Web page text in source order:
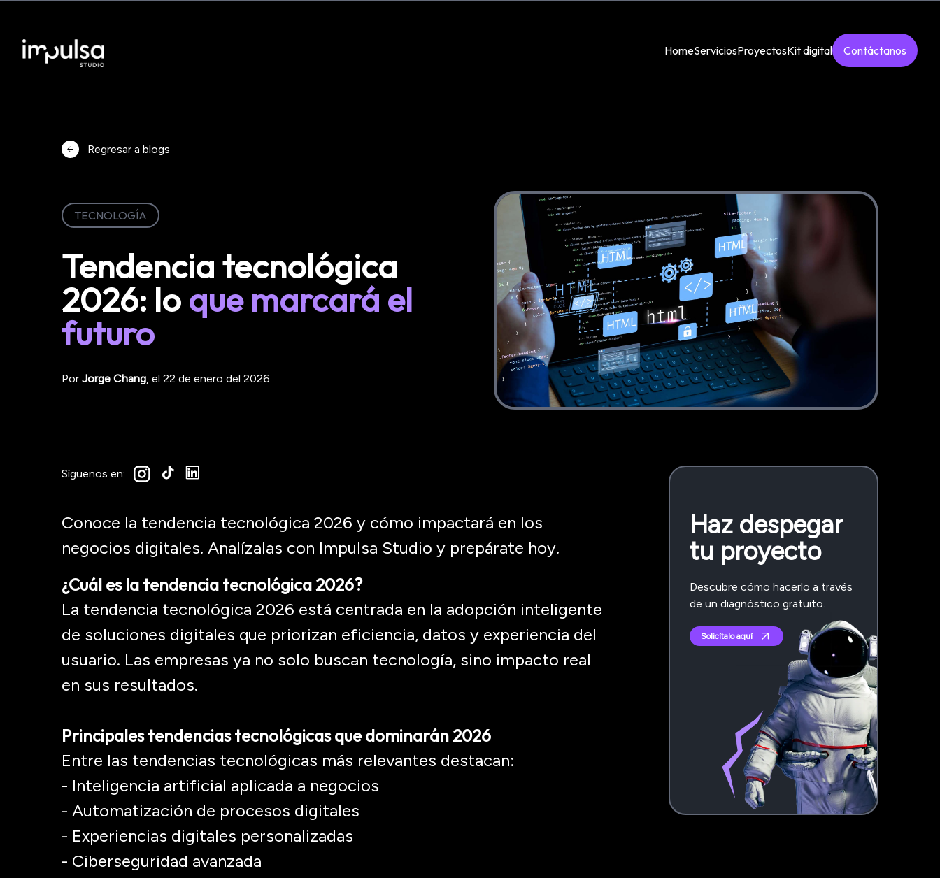
HomeServiciosProyectosKit digital Contáctanos
Regresar a blogs
TECNOLOGÍA
Tendencia tecnológica
2026: lo que marcará el
futuro
Por Jorge Chang, el 22 de enero del 2026
Síguenos en:
Conoce la tendencia tecnológica 2026 y cómo impactará en los
negocios digitales. Analízalas con Impulsa Studio y prepárate hoy.
¿Cuál es la tendencia tecnológica 2026?
La tendencia tecnológica 2026 está centrada en la adopción inteligente
de soluciones digitales que priorizan eficiencia, datos y experiencia del
usuario. Las empresas ya no solo buscan tecnología, sino impacto real
en sus resultados.
Principales tendencias tecnológicas que dominarán 2026
Entre las tendencias tecnológicas más relevantes destacan:
- Inteligencia artificial aplicada a negocios
- Automatización de procesos digitales
- Experiencias digitales personalizadas
- Ciberseguridad avanzada
Haz despegar
tu proyecto
Descubre cómo hacerlo a través
de un diagnóstico gratuito.
Solicítalo aquí